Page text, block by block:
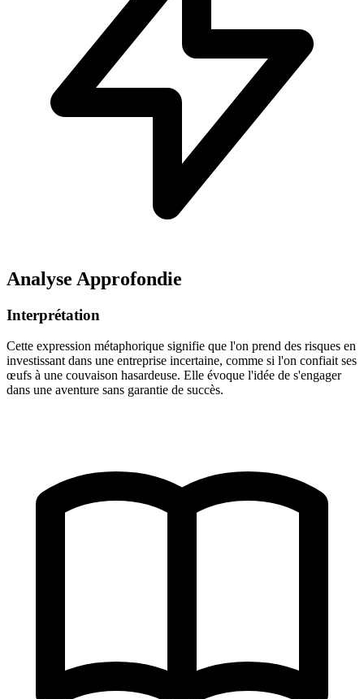
Analyse Approfondie
Interprétation
Cette expression métaphorique signifie que l'on prend des risques en
investissant dans une entreprise incertaine, comme si l'on confiait ses
œufs à une couvaison hasardeuse. Elle évoque l'idée de s'engager
dans une aventure sans garantie de succès.